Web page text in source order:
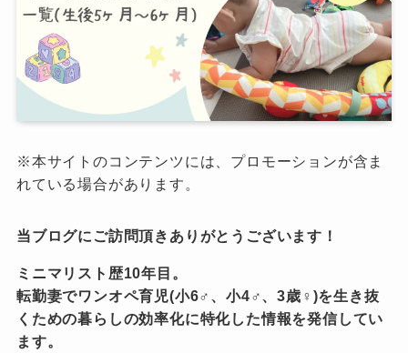
※本サイトのコンテンツには、プロモーションが含ま
れている場合があります。
当ブログにご訪問頂きありがとうございます！
ミニマリスト歴10年目。
転勤妻でワンオペ育児(小6♂、小4♂、3歳♀)を生き抜
くための暮らしの効率化に特化した情報を発信してい
ます。